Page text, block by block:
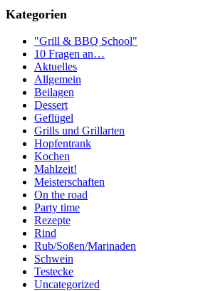
Kategorien
"Grill & BBQ School"
10 Fragen an…
Aktuelles
Allgemein
Beilagen
Dessert
Geflügel
Grills und Grillarten
Hopfentrank
Kochen
Mahlzeit!
Meisterschaften
On the road
Party time
Rezepte
Rind
Rub/Soßen/Marinaden
Schwein
Testecke
Uncategorized